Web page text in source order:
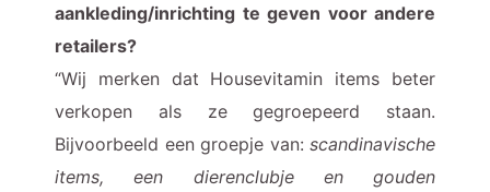
aankleding/inrichting te geven voor andere
retailers?
“Wij merken dat Housevitamin items beter
verkopen als ze gegroepeerd staan.
Bijvoorbeeld een groepje van: scandinavische
items, een dierenclubje en gouden